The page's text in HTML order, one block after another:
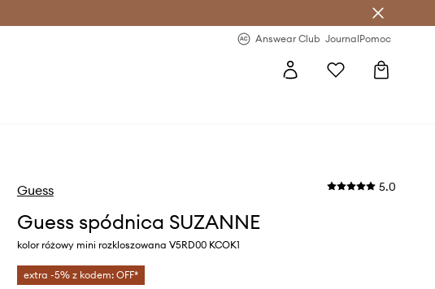
Answear Club JournalPomoc
Guess 5.0
Guess spódnica SUZANNE
kolor różowy mini rozkloszowana V5RD00 KCOK1
extra -5% z kodem: OFF*